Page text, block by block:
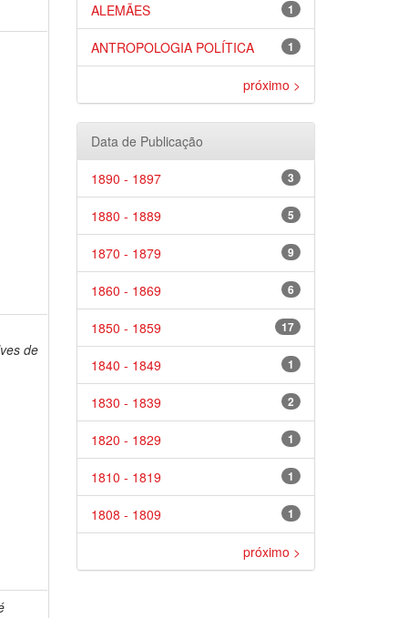
de
1
ALEMÃES
1
ANTROPOLOGIA POLÍTICA
próximo >
Data de Publicação
3
1890 - 1897
5
1880 - 1889
9
1870 - 1879
6
1860 - 1869
17
1850 - 1859
1
1840 - 1849
2
1830 - 1839
1
1820 - 1829
1
1810 - 1819
1
1808 - 1809
próximo >